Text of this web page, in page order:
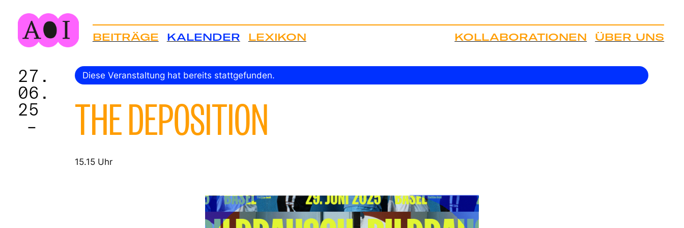
BEITRÄGE KALENDER LEXIKON KOLLABORATIONEN ÜBER UNS
Diese Veranstaltung hat bereits stattgefunden.
THE DEPOSITION
15.15 Uhr
27.
06.
25
–